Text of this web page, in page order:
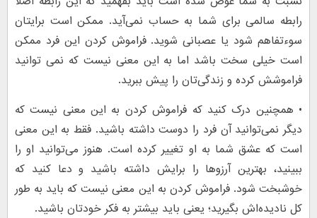
رابطه سالمی برای شما به حساب نمی‌آید. ممکن است برایتان
سوءتفاهم شود یا عصبانی شوید. فراموش کردن این فرد ممکن
است خیلی سخت باشد اما به این معنی نیست که نمی توانید
فراموشش کرده و زندگی‌تان را پیش ببرید.
• همچنین درک کنید که فراموش کردن به این معنی نیست که
دیگر نمی‌توانید آن فرد را دوست داشته باشید. فقط به این معنی
است که عشق شما به او تغییر کرده است. هنوز می‌توانید او را
ببینید، بهترین آرزوها را برایش داشته باشید و دعا کنید که
خوشبخت شود. فراموش کردن به این معنی نیست که باید به طور
کل نادیده‌اش بگیرید؛ یعنی باید بیشتر به فکر خودتان باشید.